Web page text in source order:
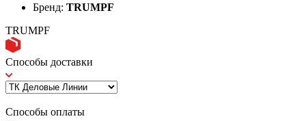
Бренд: TRUMPF
TRUMPF
Способы доставки
Способы оплаты